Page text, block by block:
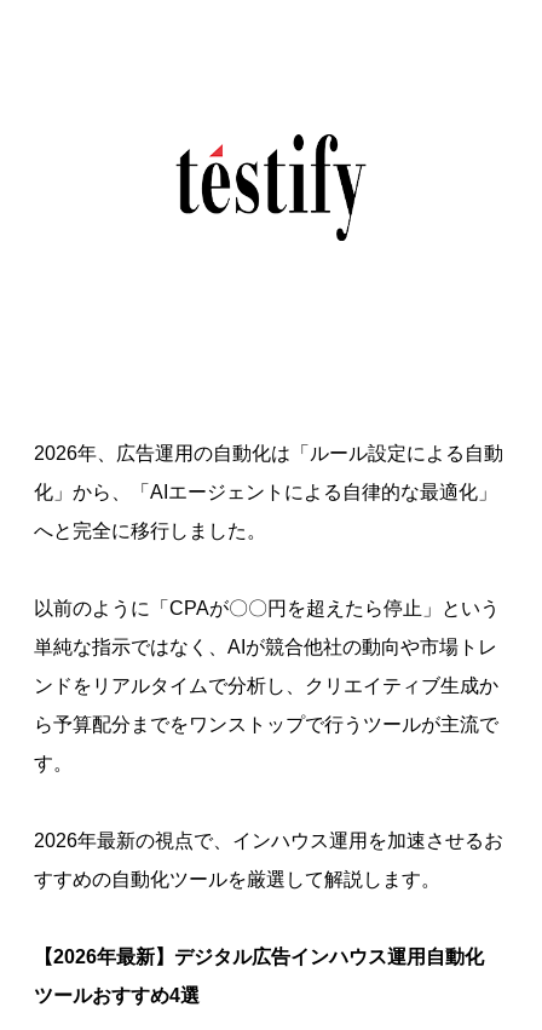
2026年、広告運用の自動化は「ルール設定による自動
化」から、「AIエージェントによる自律的な最適化」
へと完全に移行しました。
以前のように「CPAが〇〇円を超えたら停止」という
単純な指示ではなく、AIが競合他社の動向や市場トレ
ンドをリアルタイムで分析し、クリエイティブ生成か
ら予算配分までをワンストップで行うツールが主流で
す。
2026年最新の視点で、インハウス運用を加速させるお
すすめの自動化ツールを厳選して解説します。
【2026年最新】デジタル広告インハウス運用自動化
ツールおすすめ4選